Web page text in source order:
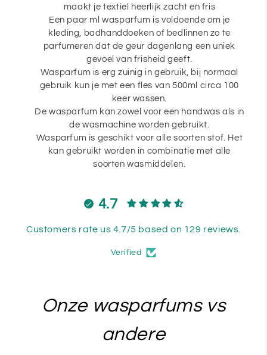
maakt je textiel heerlijk zacht en fris
Een paar ml wasparfum is voldoende om je
kleding, badhanddoeken of bedlinnen zo te
parfumeren dat de geur dagenlang een uniek
gevoel van frisheid geeft.
Wasparfum is erg zuinig in gebruik, bij normaal
gebruik kun je met een fles van 500ml circa 100
keer wassen.
De wasparfum kan zowel voor een handwas als in
de wasmachine worden gebruikt.
Wasparfum is geschikt voor alle soorten stof. Het
kan gebruikt worden in combinatie met alle
soorten wasmiddelen.
4.7
Customers rate us 4.7/5 based on 129 reviews.
Verified
Onze wasparfums vs
andere